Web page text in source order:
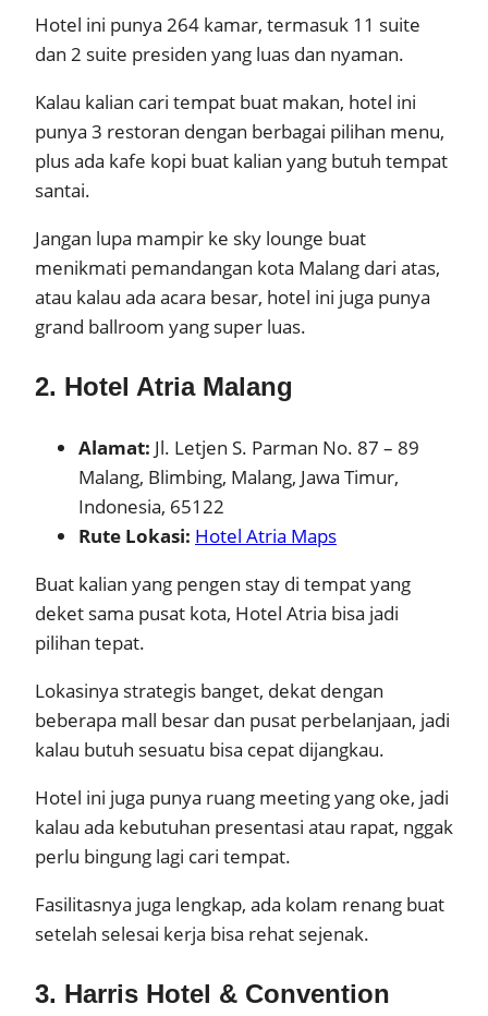
Hotel ini punya 264 kamar, termasuk 11 suite
dan 2 suite presiden yang luas dan nyaman.
Kalau kalian cari tempat buat makan, hotel ini
punya 3 restoran dengan berbagai pilihan menu,
plus ada kafe kopi buat kalian yang butuh tempat
santai.
Jangan lupa mampir ke sky lounge buat
menikmati pemandangan kota Malang dari atas,
atau kalau ada acara besar, hotel ini juga punya
grand ballroom yang super luas.
2. Hotel Atria Malang
Alamat: Jl. Letjen S. Parman No. 87 – 89
Malang, Blimbing, Malang, Jawa Timur,
Indonesia, 65122
Rute Lokasi: Hotel Atria Maps
Buat kalian yang pengen stay di tempat yang
deket sama pusat kota, Hotel Atria bisa jadi
pilihan tepat.
Lokasinya strategis banget, dekat dengan
beberapa mall besar dan pusat perbelanjaan, jadi
kalau butuh sesuatu bisa cepat dijangkau.
Hotel ini juga punya ruang meeting yang oke, jadi
kalau ada kebutuhan presentasi atau rapat, nggak
perlu bingung lagi cari tempat.
Fasilitasnya juga lengkap, ada kolam renang buat
setelah selesai kerja bisa rehat sejenak.
3. Harris Hotel & Convention